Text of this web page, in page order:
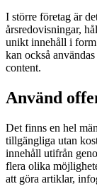
I större företag är
årsredovisningar,
unikt innehåll i
kan också
content.
Använd
Det finns en hel
tillgängliga utan
innehåll utifrån
flera olika
att göra artiklar,